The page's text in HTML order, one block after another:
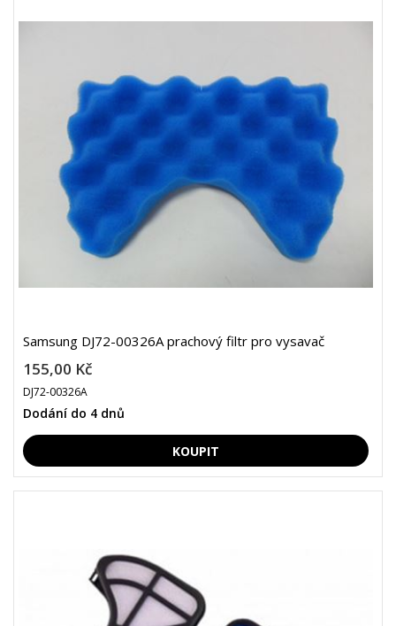
Samsung DJ72-00326A prachový filtr pro vysavač
155,00 Kč
DJ72-00326A
Dodání do 4 dnů